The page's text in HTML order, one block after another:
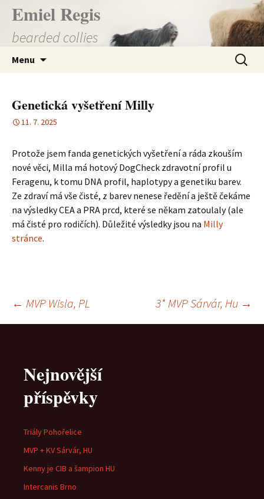
Přejít
obsahu
Emiel Regis
bearded collies
Menu
Genetická vyšetření Milly
11. 7. 2025
Protože jsem fanda genetických vyšetření a ráda zkouším
nové věci, Milla má hotový DogCheck zdravotní profil u
Feragenu, k tomu DNA profil, haplotypy a genetiku barev.
Ze zdraví má vše čisté, z barev nenese ředění a ještě čekáme
na výsledky CEA a PRA prcd, které se někam zatoulaly (ale
má čisté pro rodičích). Důležité výsledky jsou na Milly
stránce.
Navigace
příspěvky
← MVP Wisla, PL 3* MVP Sárvár, Hu →
Nejnovější
příspěvky
Triály Pohořelice
MVP + KV Sárvár, HU
Kenny je CIB a šampion HU
Intercanis Brno